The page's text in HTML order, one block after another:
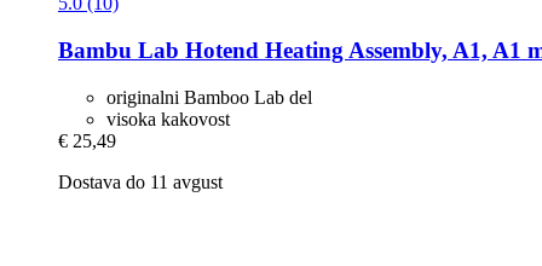
Bambu Lab Hotend Heating Assembly, A1, A1
originalni Bamboo Lab del
visoka kakovost
€ 25,49
Dostava do 11 avgust